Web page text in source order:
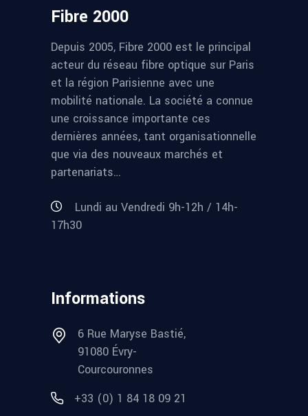
Fibre 2000
Depuis 2005, Fibre 2000 est le principal
acteur du réseau fibre optique sur Paris
et la région Parisienne avec une
mobilité nationale. La société a connue
une croissance importante ces
dernières années, tant organisationnelle
que via des nouveaux marchés et
partenariats…
Lundi au Vendredi 9h-12h / 14h-
17h30
Informations
6 Rue Maryse Bastié,
91080 Évry-
Courcouronnes
+33 (0) 1 84 18 09 21